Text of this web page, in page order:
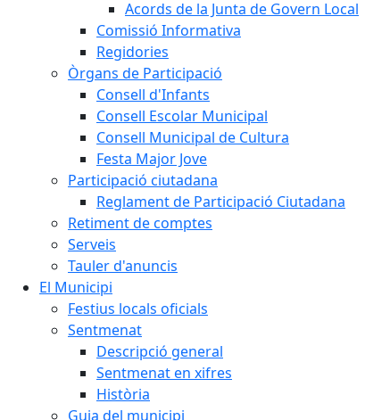
Acords de la Junta de Govern Local
Comissió Informativa
Regidories
Òrgans de Participació
Consell d'Infants
Consell Escolar Municipal
Consell Municipal de Cultura
Festa Major Jove
Participació ciutadana
Reglament de Participació Ciutadana
Retiment de comptes
Serveis
Tauler d'anuncis
El Municipi
Festius locals oficials
Sentmenat
Descripció general
Sentmenat en xifres
Història
Guia del municipi